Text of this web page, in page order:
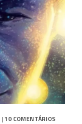
| 10 COMENTÁRIOS